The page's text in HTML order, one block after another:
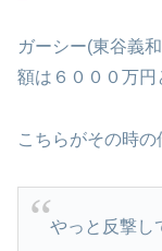
ガーシー(東谷義
額は６０００万円
こちらがその時の
やっと反撃し